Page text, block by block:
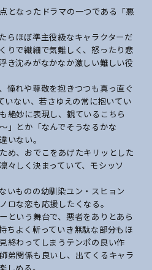
となったドラマの一つである「悪
らほぼ準主役級なキャラクターだ
りで繊細で気難しく、怒ったり悲
き沈みがなかなか激しい難しい役
憧れや尊敬を抱きつつも真っ直ぐ
いない、若さゆえの常に抱いてい
絶妙に表現し、観ているこち ら
」とか「なんでそうなるかな
いない。
め、おでこをあげたキリッとした
凛々しく決まっていて、モシッソ
いものの幼馴染ユン・スヒョン
ロな恋も応援したくなる。
という舞台で、悪者をありとあら
ちよく斬っていき無駄な部分もほ
終わってしまうテンポの良い作
弟関係も良いし、出てくるキャラ